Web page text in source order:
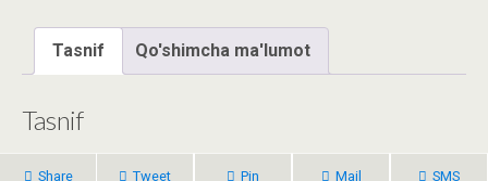
Tasnif Qo'shimcha ma'lumot
Tasnif
Share Tweet Pin Mail SMS